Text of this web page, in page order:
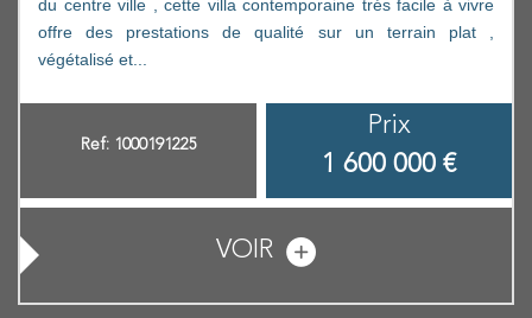
du centre ville , cette villa contemporaine trés facile à vivre
offre des prestations de qualité sur un terrain plat ,
végétalisé et...
Ref: 1000191225
Prix
1 600 000 €
VOIR